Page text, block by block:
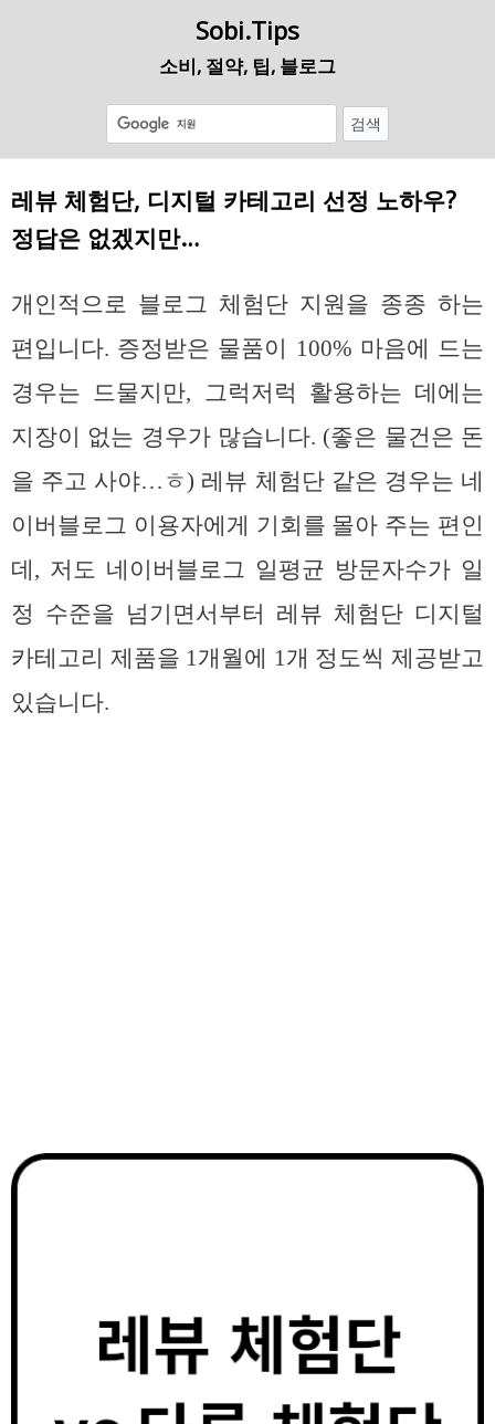
Sobi.Tips
소비, 절약, 팁, 블로그
레뷰 체험단, 디지털 카테고리 선정 노하우?
정답은 없겠지만…
개인적으로 블로그 체험단 지원을 종종 하는
편입니다. 증정받은 물품이 100% 마음에 드는
경우는 드물지만, 그럭저럭 활용하는 데에는
지장이 없는 경우가 많습니다. (좋은 물건은 돈
을 주고 사야…ㅎ) 레뷰 체험단 같은 경우는 네
이버블로그 이용자에게 기회를 몰아 주는 편인
데, 저도 네이버블로그 일평균 방문자수가 일
정 수준을 넘기면서부터 레뷰 체험단 디지털
카테고리 제품을 1개월에 1개 정도씩 제공받고
있습니다.